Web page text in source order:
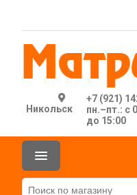
Никольск
+7 (921)
пн.–пт.: с
до 15:00